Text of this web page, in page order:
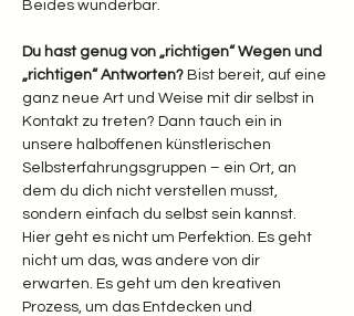
Beides wunderbar.
Du hast genug von „richtigen“ Wegen und
„richtigen“ Antworten? Bist bereit, auf eine
ganz neue Art und Weise mit dir selbst in
Kontakt zu treten? Dann tauch ein in
unsere halboffenen künstlerischen
Selbsterfahrungsgruppen – ein Ort, an
dem du dich nicht verstellen musst,
sondern einfach du selbst sein kannst.
Hier geht es nicht um Perfektion. Es geht
nicht um das, was andere von dir
erwarten. Es geht um den kreativen
Prozess, um das Entdecken und